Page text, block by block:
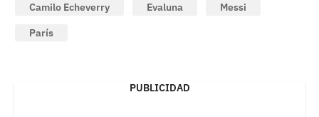
Camilo Echeverry Evaluna
Messi
París
PUBLICIDAD